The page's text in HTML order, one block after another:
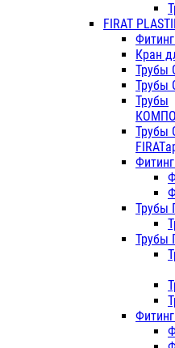
FIRAT
Кран
Трубы
Трубы
Трубы
Трубы
Трубы
Трубы